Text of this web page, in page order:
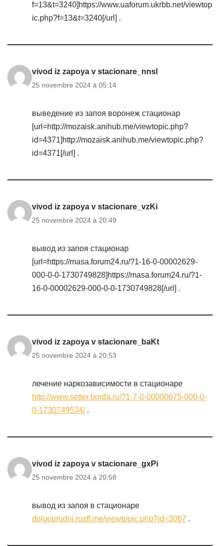
f=13&t=3240]https://www.uaforum.ukrbb.net/viewtop
ic.php?f=13&t=3240[/url] .
vivod iz zapoya v stacionare_nnsl
25 novembre 2024 à 05:14
выведение из запоя воронеж стационар
[url=http://mozaisk.anihub.me/viewtopic.php?
id=4371]http://mozaisk.anihub.me/viewtopic.php?
id=4371[/url] .
vivod iz zapoya v stacionare_vzKi
25 novembre 2024 à 20:49
вывод из запоя стационар
[url=https://masa.forum24.ru/?1-16-0-00002629-
000-0-0-1730749828]https://masa.forum24.ru/?1-
16-0-00002629-000-0-0-1730749828[/url] .
vivod iz zapoya v stacionare_baKt
25 novembre 2024 à 20:53
лечение наркозависимости в стационаре
http://www.setter.borda.ru/?1-7-0-00000675-000-0-
0-1730749534/.
vivod iz zapoya v stacionare_gxPi
25 novembre 2024 à 20:58
вывод из запоя в стационаре
dolgoprudni.rusff.me/viewtopic.php?id=3067 .